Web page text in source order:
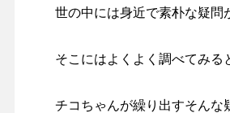
世の中には身近で素朴な疑問
そこにはよくよく調べてみる
チコちゃんが繰り出すそんな